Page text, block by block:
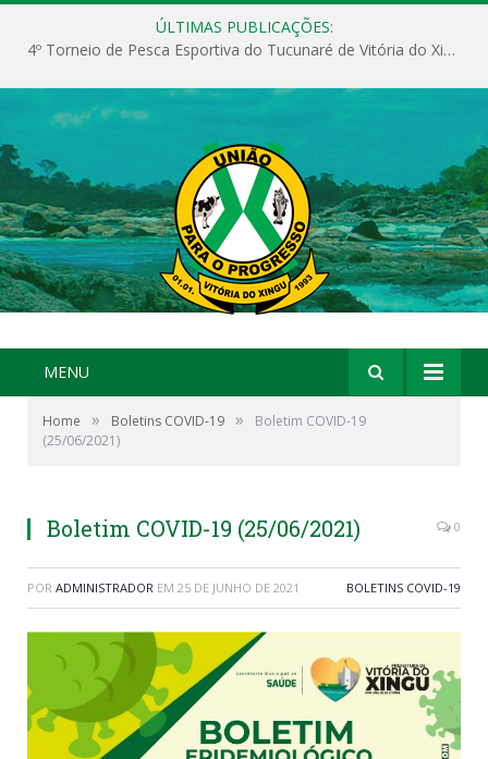
ÚLTIMAS PUBLICAÇÕES:
4º Torneio de Pesca Esportiva do Tucunaré de Vitória do Xingu
MENU
Home » Boletins COVID-19 »
Boletim COVID-19
(25/06/2021)
Boletim COVID-19 (25/06/2021) 0
POR ADMINISTRADOR EM 25 DE JUNHO DE 2021 BOLETINS COVID-19